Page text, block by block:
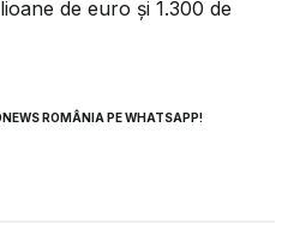
de euro și 1.300 de
ROMÂNIA PE WHATSAPP!